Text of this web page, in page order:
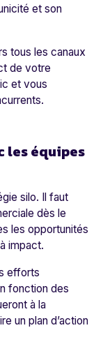
et son
tous les canaux
de votre
et vous
.
les équipes
silo. Il faut
dès le
les opportunités
impact.
efforts
fonction des
à la
un plan d’action